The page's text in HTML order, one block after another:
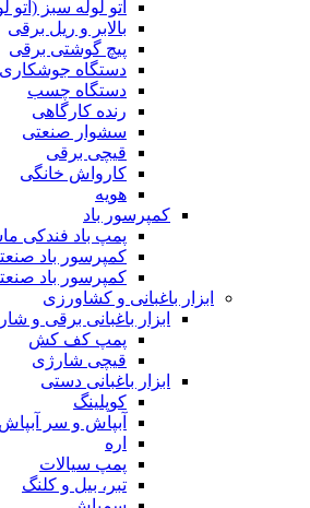
اتو لوله سبز
بالابر و ریل برقی
پیچ گوشتی برقی
دستگاه جوشکاری
دستگاه چسب
رنده کارگاهی
سشوار صنعتی
قیچی برقی
کارواش خانگی
هویه
کمپرسور باد
پمپ باد فندکی
کمپرسور باد
کمپرسور باد
ابزار باغبانی و کشاورزی
ابزار باغبانی برقی و
پمپ کف کش
قیچی شارژی
ابزار باغبانی دستی
کوپلینگ
آبپاش و سر آبپاش
اره
پمپ سیالات
تبر، بیل و کلنگ